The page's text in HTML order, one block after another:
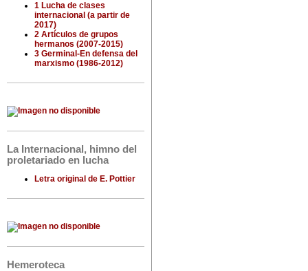
1 Lucha de clases
internacional (a partir de
2017)
2 Artículos de grupos
hermanos (2007-2015)
3 Germinal-En defensa del
marxismo (1986-2012)
La Internacional, himno del
proletariado en lucha
Letra original de E. Pottier
Hemeroteca